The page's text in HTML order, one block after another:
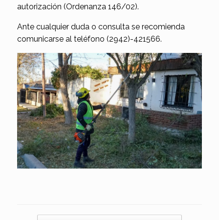
autorización (Ordenanza 146/02).
Ante cualquier duda o consulta se recomienda
comunicarse al teléfono (2942)-421566.